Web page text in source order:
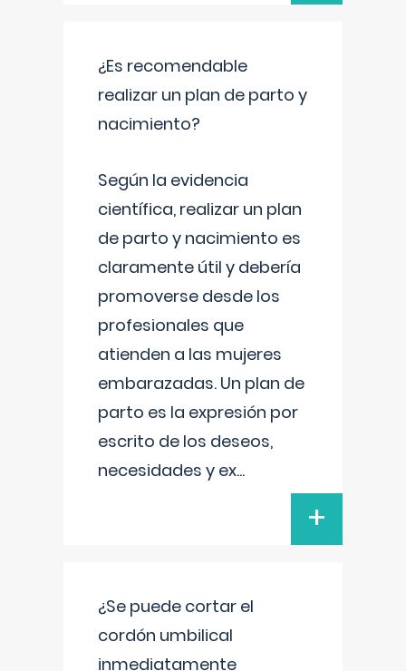
¿Es recomendable
realizar un plan de parto y
nacimiento?
Según la evidencia
científica, realizar un plan
de parto y nacimiento es
claramente útil y debería
promoverse desde los
profesionales que
atienden a las mujeres
embarazadas. Un plan de
parto es la expresión por
escrito de los deseos,
necesidades y ex...
+
¿Se puede cortar el
cordón umbilical
inmediatamente